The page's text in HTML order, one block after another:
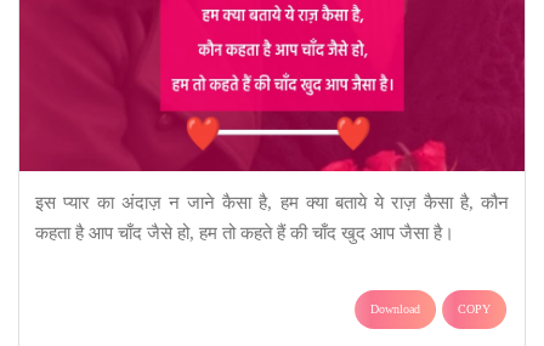
इस प्यार का अंदाज़ न जाने कैसा है, हम क्या बताये ये राज़ कैसा है, कौन
कहता है आप चाँद जैसे हो, हम तो कहते हैं की चाँद खुद आप जैसा है।
Download COPY